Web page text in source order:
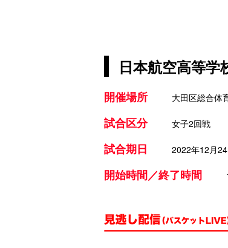
日本航空高等学
開催場所 大田区総合体
試合区分 女子2回戦
試合期日 2022年12月24
開始時間／終了時間